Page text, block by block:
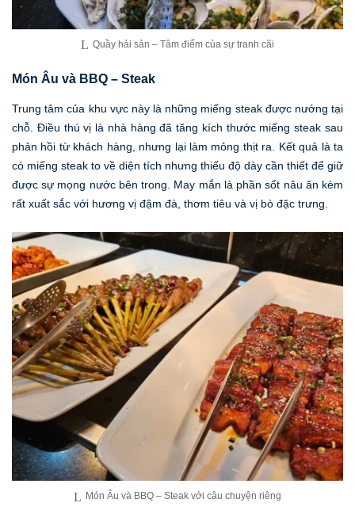
Quầy hải sản – Tâm điểm của sự tranh cãi
Món Âu và BBQ – Steak
Trung tâm của khu vực này là những miếng steak được nướng tại
chỗ. Điều thú vị là nhà hàng đã tăng kích thước miếng steak sau
phản hồi từ khách hàng, nhưng lại làm mỏng thịt ra. Kết quả là ta
có miếng steak to về diện tích nhưng thiếu độ dày cần thiết để giữ
được sự mọng nước bên trong. May mắn là phần sốt nâu ăn kèm
rất xuất sắc với hương vị đậm đà, thơm tiêu và vị bò đặc trưng.
Món Âu và BBQ – Steak với câu chuyện riêng